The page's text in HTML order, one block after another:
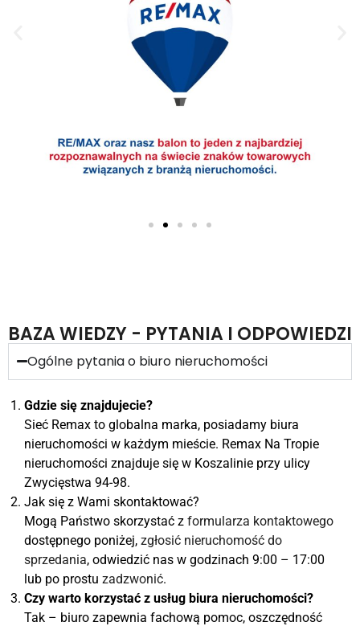
BAZA WIEDZY - PYTANIA I ODPOWIEDZI
Ogólne pytania o biuro nieruchomości
Gdzie się znajdujecie?
Sieć Remax to globalna marka, posiadamy biura
nieruchomości w każdym mieście. Remax Na Tropie
nieruchomości znajduje się w Koszalinie przy ulicy
Zwycięstwa 94-98.
Jak się z Wami skontaktować?
Mogą Państwo skorzystać z formularza kontaktowego
dostępnego poniżej, zgłosić nieruchomość do
sprzedania, odwiedzić nas w godzinach 9:00 – 17:00
lub po prostu zadzwonić.
Czy warto korzystać z usług biura nieruchomości?
Tak – biuro zapewnia fachową pomoc, oszczędność